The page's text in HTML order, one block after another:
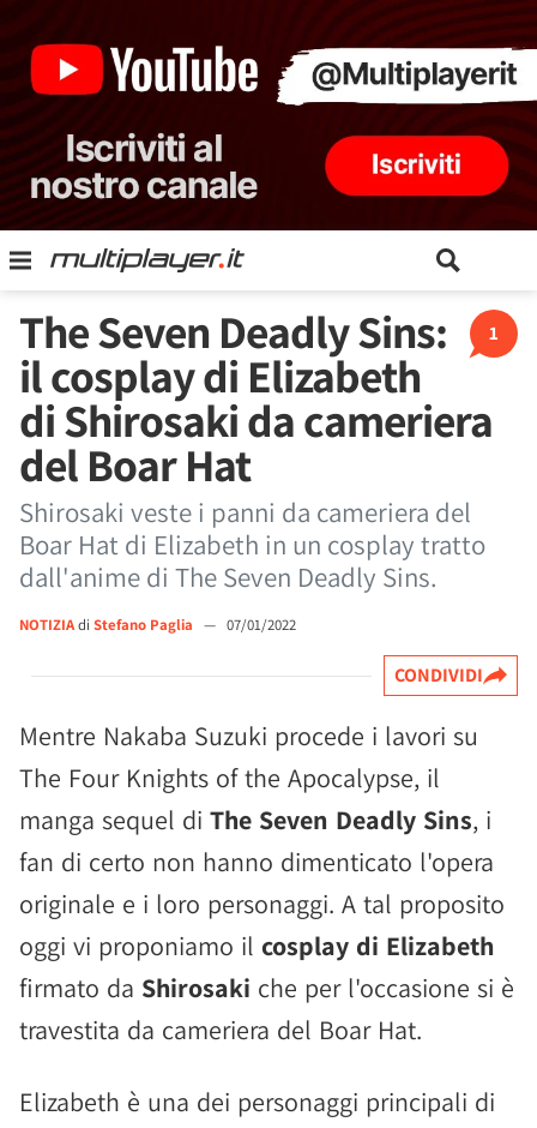
1
The Seven Deadly Sins:
il cosplay di Elizabeth
di Shirosaki da cameriera
del Boar Hat
Shirosaki veste i panni da cameriera del
Boar Hat di Elizabeth in un cosplay tratto
dall'anime di The Seven Deadly Sins.
NOTIZIAdi Stefano Paglia — 07/01/2022
CONDIVIDI
Mentre Nakaba Suzuki procede i lavori su
The Four Knights of the Apocalypse, il
manga sequel di The Seven Deadly Sins, i
fan di certo non hanno dimenticato l'opera
originale e i loro personaggi. A tal proposito
oggi vi proponiamo il cosplay di Elizabeth
firmato da Shirosaki che per l'occasione si è
travestita da cameriera del Boar Hat.
Elizabeth è una dei personaggi principali di